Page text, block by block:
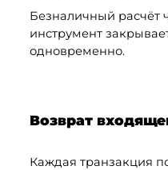
Безналичный расчёт
инструмент
одновременно.
Возврат
Каждая транзакция